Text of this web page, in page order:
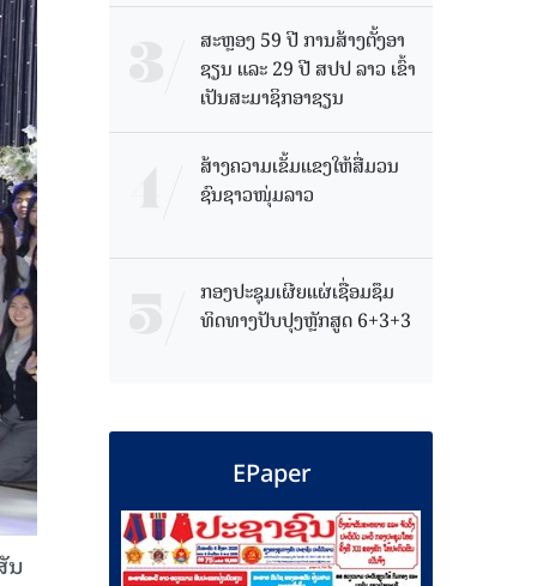
ນ
ສະຫຼອງ 59 ປີ ການສ້າງຕັ້ງອາ
ຊຽນ ແລະ 29 ປີ ສປປ ລາວ ເຂົ້າ
ເປັນສະມາຊິກອາຊຽນ
ສ້າງຄວາມເຂັ້ມແຂງໃຫ້ສື່ມວນ
ຊົນຊາວໜຸ່ມລາວ
ກອງປະຊຸມເຜີຍແຜ່ເຊື່ອມຊຶມ
ທິດທາງປັບປຸງຫຼັກສູດ 6+3+3
EPaper